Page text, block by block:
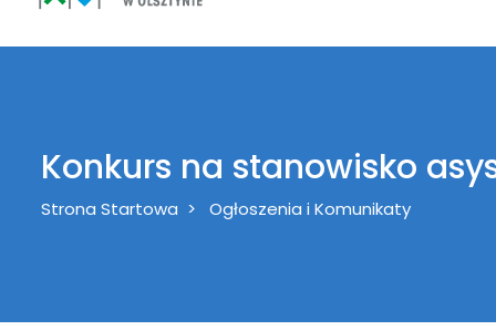
Konkurs na stanowisko
Breadcrumb
Strona Startowa Ogłoszenia i Komunikaty